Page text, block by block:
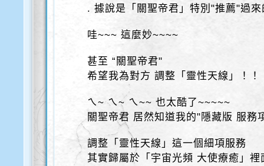
. 據說是「關聖帝君」特別"推薦"過來
哇~~~ 這麼妙~~~~
甚至 “關聖帝君"
希望我為對方 調整「靈性天線」！！
ㄟ~ ㄟ~ ㄟ~~ 也太酷了~~~~~
關聖帝君 居然知道我的"隱藏版 服務
調整「靈性天線」這一個細項服務
其實歸屬於「宇宙光頻 大使療癒」裡